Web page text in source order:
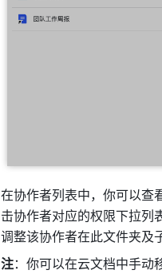
在协作者列表中，你可以查
击协作者对应的权限下拉列
调整该协作者在此文件夹及
注：你可以在云文档中手动